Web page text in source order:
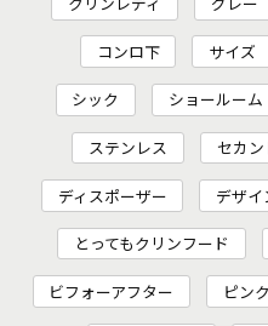
コンロ下 サイズ
シック ショールーム
ステンレス セカ
ディスポーザー デザイ
とってもクリンフード
ビフォーアフター ピンク